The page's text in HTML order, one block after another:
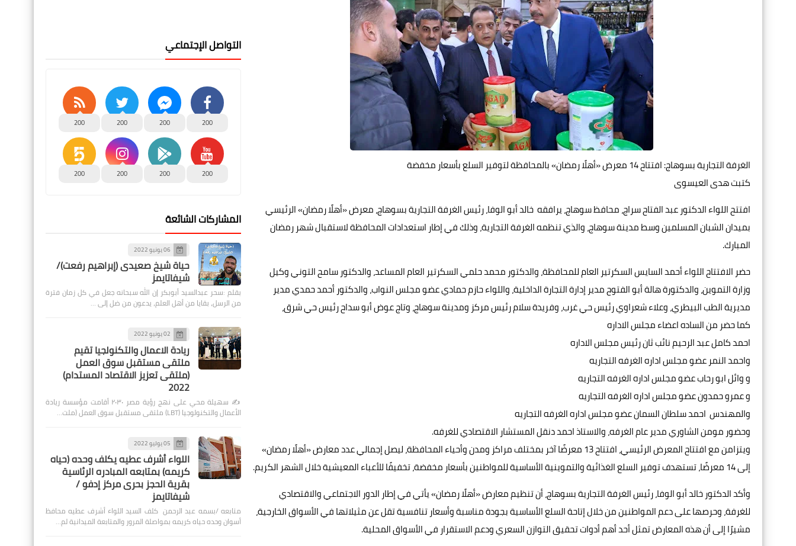
الغرفة التجارية بسوهاج: افتتاح 14 معرض «أهلًا رمضان» بالمحافظة لتوفير السلع بأسعار مخفضة
كتبت هدى العيسوى
افتتح اللواء الدكتور عبد الفتاح سراج، محافظ سوهاج، يرافقه خالد أبو الوفا، رئيس الغرفة التجارية بسوهاج، معرض «أهلًا رمضان» الرئيسي
بميدان الشبان المسلمين وسط مدينة سوهاج، والذي تنظمه الغرفة التجارية، وذلك في إطار استعدادات المحافظة لاستقبال شهر رمضان
المبارك.
حضر الافتتاح اللواء أحمد السايس السكرتير العام للمحافظة، والدكتور محمد حلمي السكرتير العام المساعد، والدكتور سامح التوني وكيل
وزارة التموين، والدكتورة هالة أبو الفتوح مدير إدارة التجارة الداخلية، واللواء حازم حمادي عضو مجلس النواب، والدكتور أحمد حمدي مدير
مديرية الطب البيطري، وعلاء شعراوي رئيس حي غرب، وفريدة سلام رئيس مركز ومدينة سوهاج، وتاج عوض أبو سداح رئيس حي شرق،
كما حضر من الساده اعضاء مجلس الاداره
احمد كامل عبد الرحيم نائب ثان رئيس مجلس الاداره
واحمد النمر عضو مجلس اداره الغرفه التجاريه
و وائل ابو رحاب عضو مجلس اداره الغرفه التجاريه
و عمرو حمدون عضو مجلس اداره الغرفه التجاريه
والمهندس احمد سلطان السمان عضو مجلس اداره الغرفه التجاريه
وحضور مومن الشاوري مدير عام الغرفه، والاستاذ احمد دنقل المستشار الاقتصادي للغرفه.
ويتزامن مع افتتاح المعرض الرئيسي، افتتاح 13 معرضًا آخر بمختلف مراكز ومدن وأحياء المحافظة، ليصل إجمالي عدد معارض «أهلًا رمضان»
إلى 14 معرضًا، تستهدف توفير السلع الغذائية والتموينية الأساسية للمواطنين بأسعار مخفضة، تخفيفًا للأعباء المعيشية خلال الشهر الكريم.
وأكد الدكتور خالد أبو الوفا، رئيس الغرفة التجارية بسوهاج، أن تنظيم معارض «أهلًا رمضان» يأتي في إطار الدور الاجتماعي والاقتصادي
للغرفة، وحرصها على دعم المواطنين من خلال إتاحة السلع الأساسية بجودة مناسبة وأسعار تنافسية تقل عن مثيلاتها في الأسواق الخارجية،
مشيرًا إلى أن هذه المعارض تمثل أحد أهم أدوات تحقيق التوازن السعري ودعم الاستقرار في الأسواق المحلية.
التواصل الإجتماعي
200
200
200
200
200
200
200
200
المشاركات الشائعة
06 يونيو 2022
حياة شيخ صعيدى (إبراهيم رفعت)/
شيفاتايمز
بقلم :سحر عبدالسيد أبوبكر إن الله سبحانه جعل في كل زمان فترة
من الرسل، بقايا من أهل العلم، يدعون من ضل إلى …
02 يونيو 2022
ريادة الاعمال والتكنولجيا تقيم
ملتقى مستقبل سوق العمل
(ملتقى تعزيز الاقتصاد المستدام)
2022
✍️ سهيلة محي على نهج رؤية مصر ٢٠٣٠ أقامت مؤسسة ريادة
الأعمال والتكنولوجيا (LBT) ملتقى مستقبل سوق العمل (ملت…
05 يوليو 2022
اللواء أشرف عطيه يكلف وحده (حياه
كريمه) بمتابعه المبادره الرئاسية
بقرية الحجز بحرى مركز إدفو /
شيفاتايمز
متابعه /بسمه عبد الرحمن كلف السيد اللواء أشرف عطيه محافظ
أسوان وحده حياه كريمه بمواصلة المرور والمتابعة الميدانية لم…